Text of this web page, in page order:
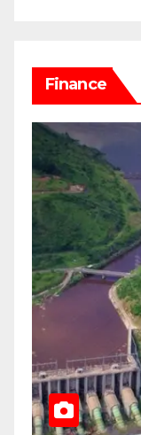
Finance